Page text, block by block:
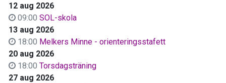
12 aug 2026
09:00 SOL-skola
13 aug 2026
18:00 Melkers Minne - orienteringsstafett
20 aug 2026
18:00 Torsdagsträning
27 aug 2026